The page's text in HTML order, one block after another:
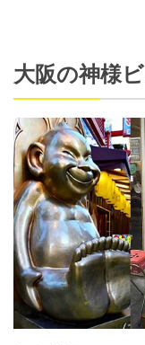
大阪の神様